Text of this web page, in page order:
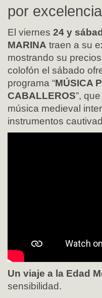
por
El viernes 24 y
MARINA traen a su
mostrando su
colofón el sábado
programa “MÚSICA
CABALLEROS”,
música medieval
instrumentos
Un viaje a la Edad
sensibilidad.